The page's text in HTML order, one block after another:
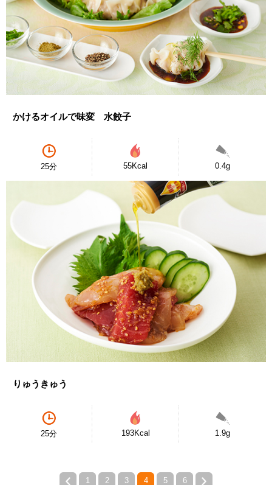
かけるオイルで味変 水餃子
25分 55Kcal 0.4g
りゅうきゅう
25分 193Kcal 1.9g
1 2 3 4 5 6